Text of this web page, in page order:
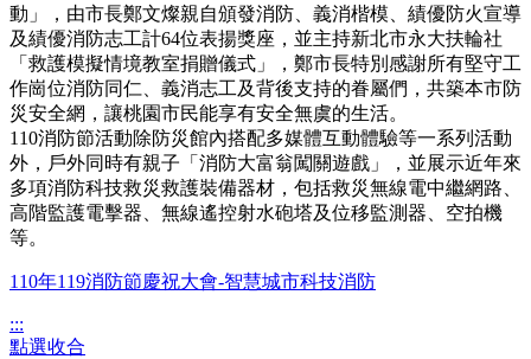
動」，由市長鄭文燦親自頒發消防、義消楷模、績優防火宣導
及績優消防志工計64位表揚獎座，並主持新北市永大扶輪社
「救護模擬情境教室捐贈儀式」，鄭市長特別感謝所有堅守工
作崗位消防同仁、義消志工及背後支持的眷屬們，共築本市防
災安全網，讓桃園市民能享有安全無虞的生活。
110消防節活動除防災館內搭配多媒體互動體驗等一系列活動
外，戶外同時有親子「消防大富翁闖關遊戲」，並展示近年來
多項消防科技救災救護裝備器材，包括救災無線電中繼網路、
高階監護電擊器、無線遙控射水砲塔及位移監測器、空拍機
等。
110年119消防節慶祝大會-智慧城市科技消防
:::
點選收合